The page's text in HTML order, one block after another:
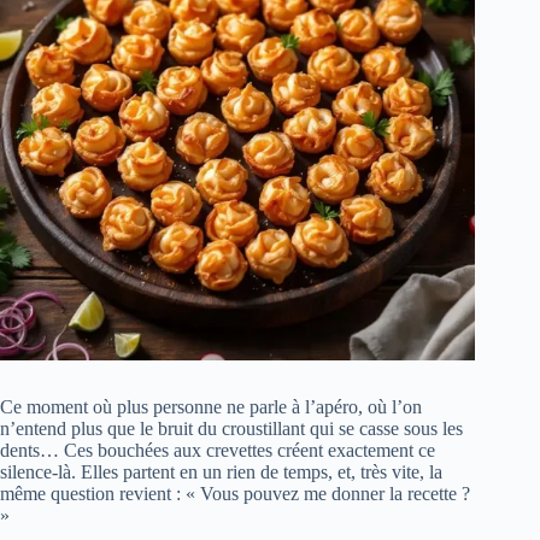
Ce moment où plus personne ne parle à l’apéro, où l’on
n’entend plus que le bruit du croustillant qui se casse sous les
dents… Ces bouchées aux crevettes créent exactement ce
silence-là. Elles partent en un rien de temps, et, très vite, la
même question revient : « Vous pouvez me donner la recette ?
»